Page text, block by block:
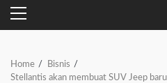
PRIMARY
MENU
Home
Bisnis
Stellantis akan membuat SUV Jeep